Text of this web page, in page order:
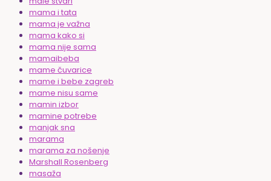
mama i tata
mama je važna
mama kako si
mama nije sama
mamaibeba
mame čuvarice
mame i bebe zagreb
mame nisu same
mamin izbor
mamine potrebe
manjak sna
marama
marama za nošenje
Marshall Rosenberg
masaža